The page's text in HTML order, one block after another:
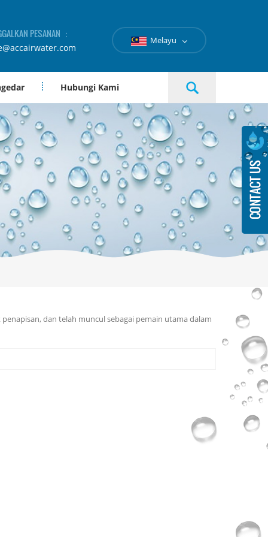
PESANAN ：
Melayu
Hubungi Kami
dan telah muncul sebagai pemain utama dalam